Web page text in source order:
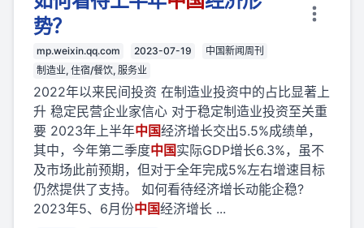
势？
mp.weixin.qq.com 2023-07-19
中国新闻周刊
制造业, 住宿/餐饮, 服务业
2022年以来民间投资 在制造业投资中的占比显著上
升 稳定民营企业家信心 对于稳定制造业投资至关重
要 2023年上半年中国经济增长交出5.5%成绩单，
其中，今年第二季度中国实际GDP增长6.3%，虽不
及市场此前预期，但对于全年完成5%左右增速目标
仍然提供了支持。 如何看待经济增长动能企稳?
2023年5、6月份中国经济增长 ...